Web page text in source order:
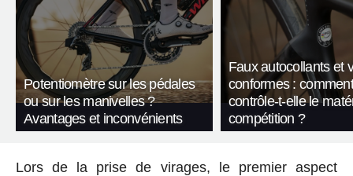
Potentiomètre sur les pédales
ou sur les manivelles ?
Avantages et inconvénients
Faux autocollants et
conformes :
contrôle-t-elle le
compétition ?
Lors de la prise de virages, le premier aspect